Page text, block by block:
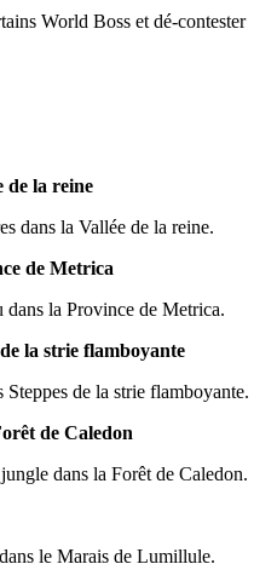
World Boss et dé-contester
de la reine
dans la Vallée de la reine.
de Metrica
la Province de Metrica.
la strie flamboyante
de la strie flamboyante.
de Caledon
dans la Forêt de Caledon.
le Marais de Lumillule.